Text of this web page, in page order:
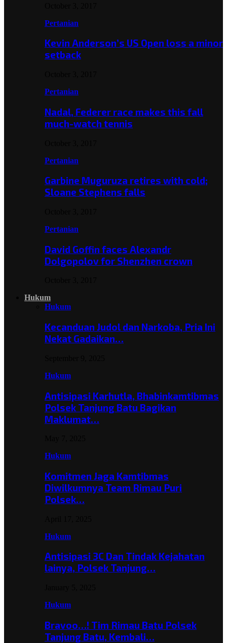
Pertanian
Kevin Anderson’s US Open loss a minor
setback
Pertanian
Nadal, Federer race makes this fall
much-watch tennis
Pertanian
Garbine Muguruza retires with cold;
Sloane Stephens falls
Pertanian
David Goffin faces Alexandr
Dolgopolov for Shenzhen crown
Hukum
Hukum
Kecanduan Judol dan Narkoba, Pria Ini
Nekat Gadaikan…
Hukum
Antisipasi Karhutla, Bhabinkamtibmas
Polsek Tanjung Batu Bagikan
Maklumat…
Hukum
Komitmen Jaga Kamtibmas
Diwilkumnya Team Rimau Puri
Polsek…
Hukum
Antisipasi 3C Dan Tindak Kejahatan
lainya, Polsek Tanjung…
Hukum
Bravoo…! Tim Rimau Batu Polsek
Tanjung Batu, Kembali…